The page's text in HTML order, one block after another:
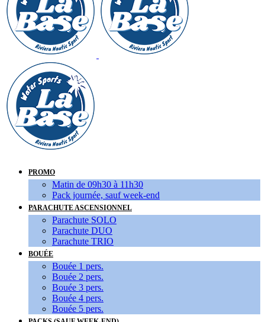
PROMO
Matin de 09h30 à 11h30
Pack journée, sauf week-end
PARACHUTE ASCENSIONNEL
Parachute SOLO
Parachute DUO
Parachute TRIO
BOUÉE
Bouée 1 pers.
Bouée 2 pers.
Bouée 3 pers.
Bouée 4 pers.
Bouée 5 pers.